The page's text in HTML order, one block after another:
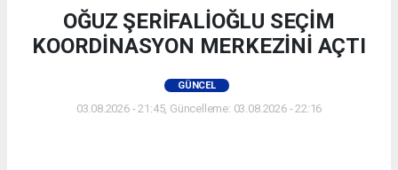
OĞUZ ŞERİFALİOĞLU SEÇİM
KOORDİNASYON MERKEZİNİ AÇTI
GÜNCEL
03.08.2026 - 21:45, Güncelleme: 03.08.2026 - 22:16